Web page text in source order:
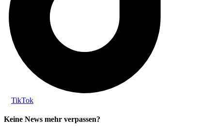
TikTok
Keine News mehr verpassen?